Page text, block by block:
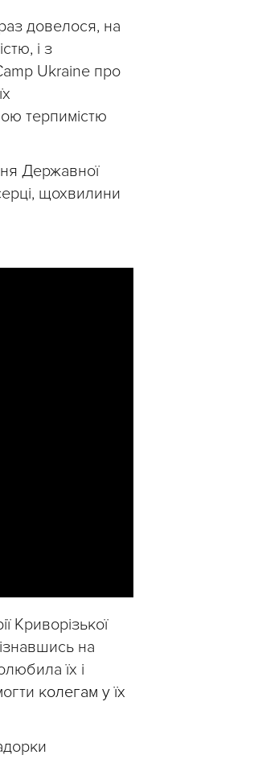
раз довелося, на
і з
Ukraine про
терпимістю
Державної
щохвилини
Криворізької
на
їх і
колегам у їх